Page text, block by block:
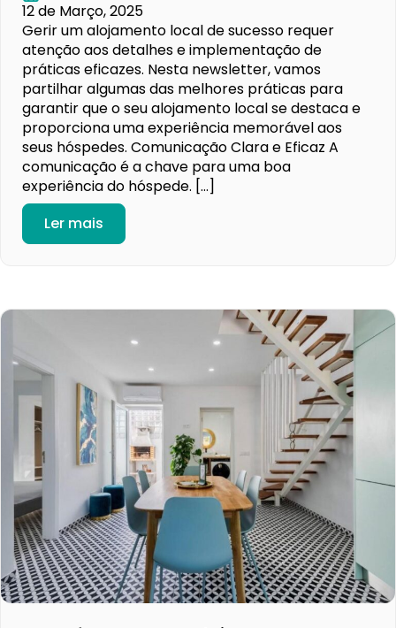
12 de Março, 2025
Gerir um alojamento local de sucesso requer
atenção aos detalhes e implementação de
práticas eficazes. Nesta newsletter, vamos
partilhar algumas das melhores práticas para
garantir que o seu alojamento local se destaca e
proporciona uma experiência memorável aos
seus hóspedes. Comunicação Clara e Eficaz A
comunicação é a chave para uma boa
experiência do hóspede. […]
Ler mais